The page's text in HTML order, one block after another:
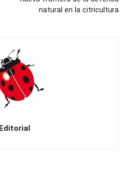
natural en la citricultura
Editorial